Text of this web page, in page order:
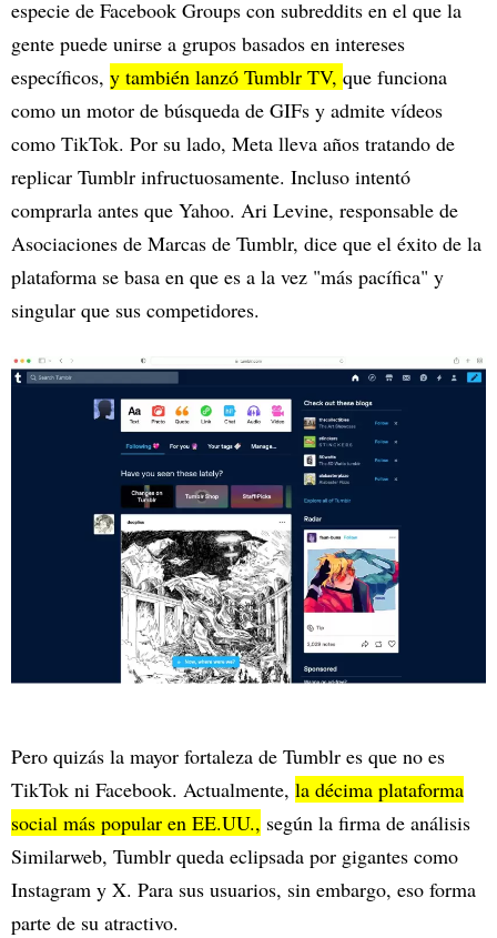
especie de Facebook Groups con subreddits en el que la
gente puede unirse a grupos basados en intereses
específicos, y también lanzó Tumblr TV, que funciona
como un motor de búsqueda de GIFs y admite vídeos
como TikTok. Por su lado, Meta lleva años tratando de
replicar Tumblr infructuosamente. Incluso intentó
comprarla antes que Yahoo. Ari Levine, responsable de
Asociaciones de Marcas de Tumblr, dice que el éxito de la
plataforma se basa en que es a la vez "más pacífica" y
singular que sus competidores.
Pero quizás la mayor fortaleza de Tumblr es que no es
TikTok ni Facebook. Actualmente, la décima plataforma
social más popular en EE.UU., según la firma de análisis
Similarweb, Tumblr queda eclipsada por gigantes como
Instagram y X. Para sus usuarios, sin embargo, eso forma
parte de su atractivo.